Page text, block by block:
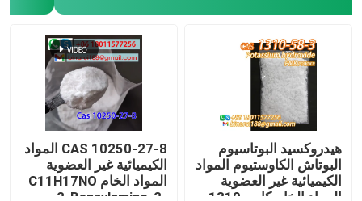
الوسطيات الكيميائية الدقيقة
منتجات كيميائية زراعية
المواد الكيميائية العضوية الأساسية
المواد الخام الدوائية
هيدروكسيد البوتاسيوم
البوتاش الكاوستيوم المواد
الكيميائية غير العضوية
CAS 10250-27-8 المواد
الكيميائية غير العضوية
المواد الخام C11H17NO
2-Benzylamino-2-